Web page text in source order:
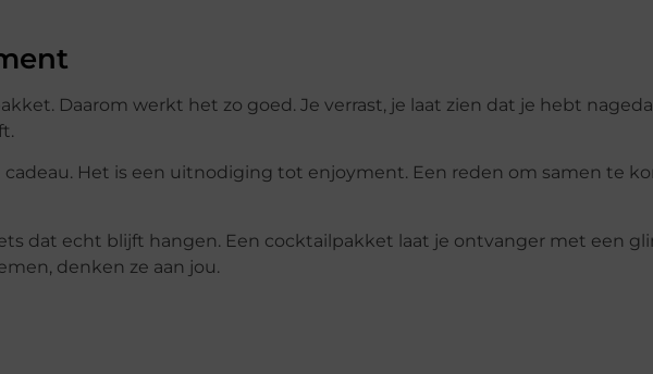
Daarom werkt het zo goed. Je verrast, je laat zien dat je hebt
Het is een uitnodiging tot enjoyment. Een reden om samen te
dat echt blijft hangen. Een cocktailpakket laat je ontvanger met een
denken ze aan jou.